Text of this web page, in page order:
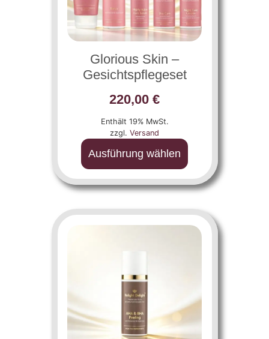
Glorious Skin –
Gesichtspflegeset
220,00 €
Enthält 19% MwSt.
zzgl. Versand
Ausführung wählen